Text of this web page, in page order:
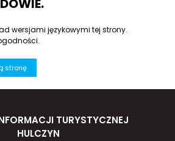
wersjami językowymi tej strony.
stronę
TURYSTYCZNEJ
HULCZYN